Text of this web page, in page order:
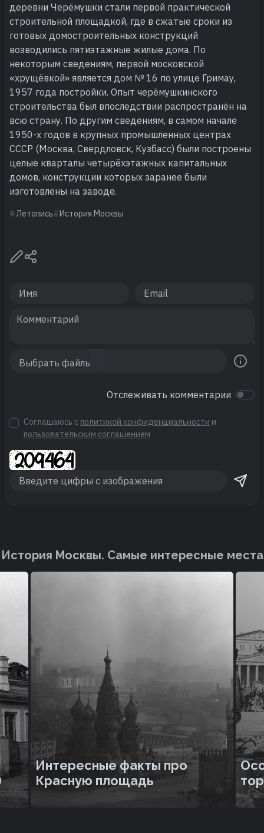
деревни Черёмушки стали первой практической
строительной площадкой, где в сжатые сроки из
готовых домостроительных конструкций
возводились пятиэтажные жилые дома. По
некоторым сведениям, первой московской
«хрущёвкой» является дом № 16 по улице Гримау,
1957 года постройки. Опыт черёмушкинского
строительства был впоследствии распространён на
всю страну. По другим сведениям, в самом начале
1950-х годов в крупных промышленных центрах
СССР (Москва, Свердловск, Кузбасс) были построены
целые кварталы четырёхэтажных капитальных
домов, конструкции которых заранее были
изготовлены на заводе.
Летопись История Москвы
Отслеживать комментарии
Соглашаюсь с политикой конфиденциальности и
пользовательским соглашением
История Москвы. Cамые интересные места
Интересные факты про
Красную площадь